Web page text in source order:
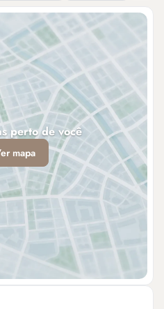
perto de você
mapa